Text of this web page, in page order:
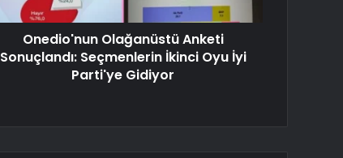
Onedio'nun Olağanüstü Anketi
Sonuçlandı: Seçmenlerin İkinci Oyu İyi
Parti'ye Gidiyor